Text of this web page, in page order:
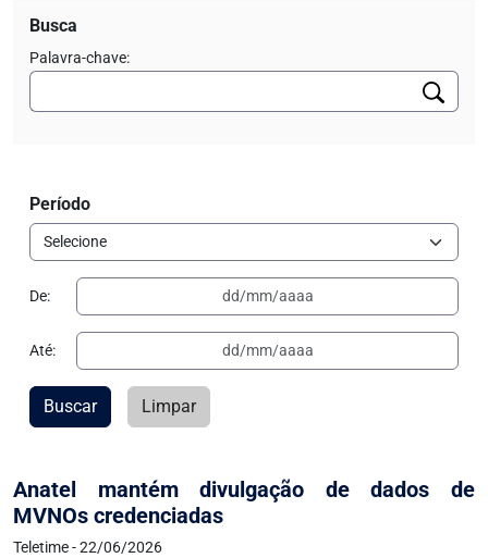
Anatel mantém divulgação de dados de
MVNOs credenciadas
Teletime - 22/06/2026
Busca
Palavra-chave:
Período
De:
Até:
Buscar Limpar